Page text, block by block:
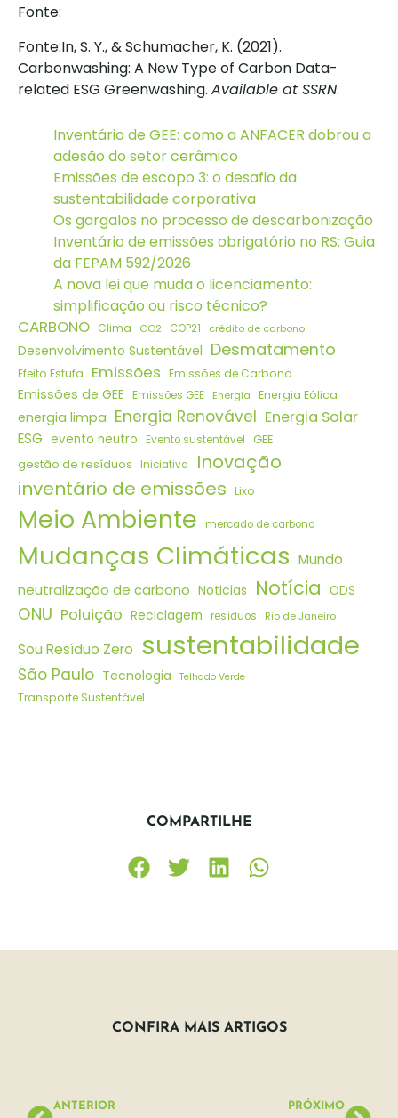
Fonte:
Fonte:In, S. Y., & Schumacher, K. (2021).
Carbonwashing: A New Type of Carbon Data-
related ESG Greenwashing. Available at SSRN.
Inventário de GEE: como a ANFACER dobrou a
adesão do setor cerâmico
Emissões de escopo 3: o desafio da
sustentabilidade corporativa
Os gargalos no processo de descarbonização
Inventário de emissões obrigatório no RS: Guia
da FEPAM 592/2026
A nova lei que muda o licenciamento:
simplificação ou risco técnico?
CARBONO Clima CO2 COP21 crédito de carbono
Desenvolvimento Sustentável Desmatamento
Efeito Estufa Emissões Emissões de Carbono
Emissões de GEE Emissões GEE Energia Energia Eólica
energia limpa Energia Renovável Energia Solar
ESG evento neutro Evento sustentável
GEE
gestão de resíduos
Iniciativa
Inovação
inventário de emissões Lixo
Meio Ambiente mercado de carbono
Mudanças Climáticas Mundo
neutralização de carbono Noticias Notícia ODS
ONU Poluição Reciclagem resíduos Rio de Janeiro
Sou Resíduo Zero sustentabilidade
São Paulo Tecnologia Telhado Verde
Transporte Sustentável
COMPARTILHE
CONFIRA MAIS ARTIGOS
ANTERIOR PRÓXIMO